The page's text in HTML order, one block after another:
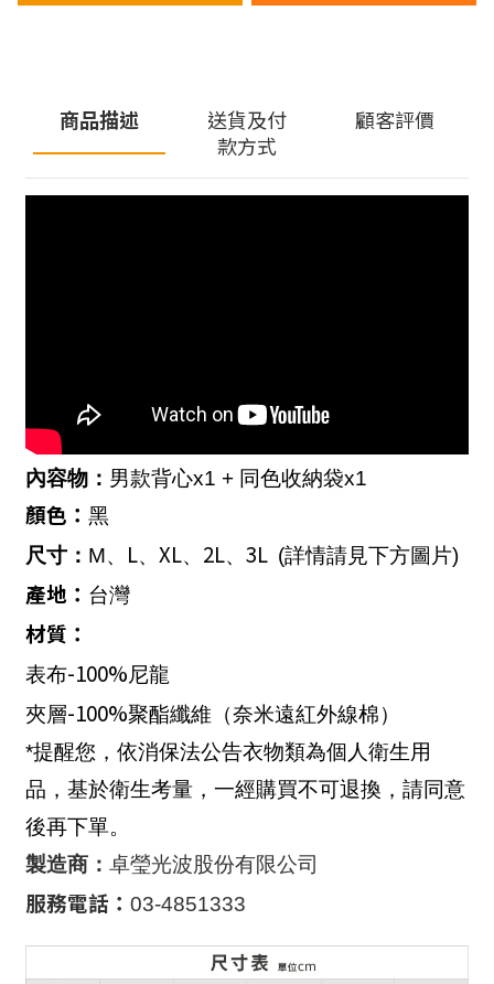
商品描述
送貨及付
款方式
顧客評價
內容物： 男款背心x1 + 同色收納袋x1
顏色： 黑
尺寸： M、 L、 XL、 2L、 3L (詳情請見下方圖片)
產地： 台灣
材質：
表布-100%尼龍
夾層-100%聚酯纖維（奈米遠紅外線棉）
*提醒您，依消保法公告衣物類為個人衛生用
品，基於衛生考量，一經購買不可退換，請同意
後再下單。
製造商： 卓瑩光波股份有限公司
服務電話： 03-4851333